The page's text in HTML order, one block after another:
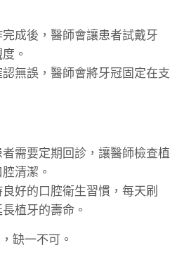
完成後，醫師會讓患者試戴牙
。
認無誤，醫師會將牙冠固定在支
者需要定期回診，讓醫師檢查植
清潔。
良好的口腔衛生習慣，每天刷
植牙的壽命。
缺一不可。